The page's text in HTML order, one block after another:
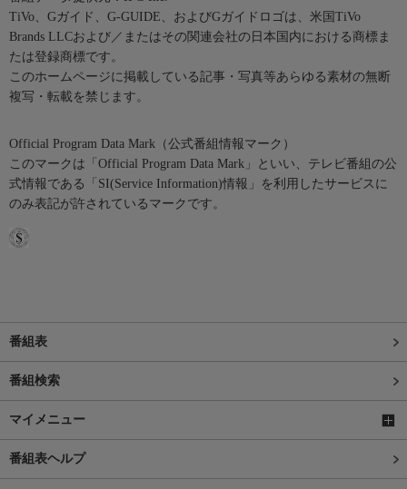
TiVo、Gガイド、G-GUIDE、およびGガイドロゴは、米国TiVo
Brands LLCおよび／またはその関連会社の日本国内における商標ま
たは登録商標です。
このホームページに掲載している記事・写真等あらゆる素材の無断
複写・転載を禁じます。
Official Program Data Mark（公式番組情報マーク）
このマークは「Official Program Data Mark」といい、テレビ番組の公
式情報である「SI(Service Information)情報」を利用したサービスに
のみ表記が許されているマークです。
番組表
番組検索
マイメニュー
番組表ヘルプ